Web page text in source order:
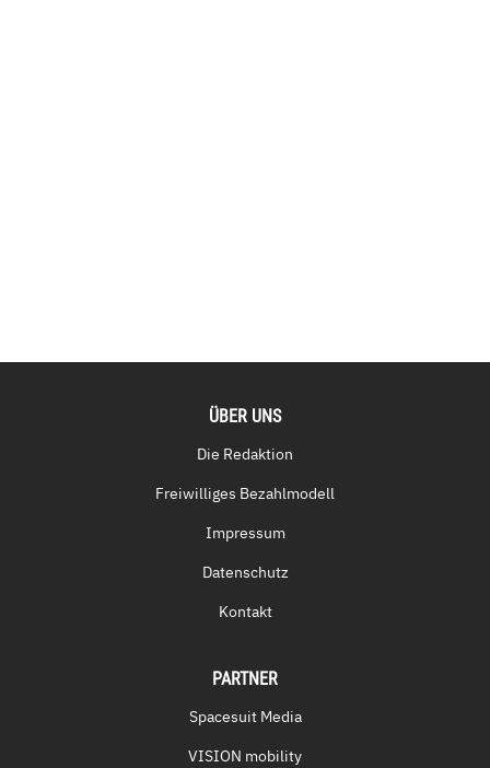
ÜBER UNS
Die Redaktion
Freiwilliges Bezahlmodell
Impressum
Datenschutz
Kontakt
PARTNER
Spacesuit Media
VISION mobility